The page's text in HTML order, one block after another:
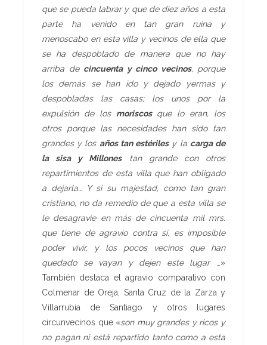
que se pueda labrar y que de diez años a esta
parte ha venido en tan gran ruina y
menoscabo en esta villa y vecinos de ella que
se ha despoblado de manera que no hay
arriba de cincuenta y cinco vecinos, porque
los demás se han ido y dejado yermas y
despobladas las casas; los unos por la
expulsión de los moriscosque lo eran, los
otros porque las necesidades han sido tan
grandes y los años tan estérilesy la carga de
la sisa y Millonestan grande con otros
repartimientos de esta villa que han obligado
a dejarla… Y si su majestad, como tan gran
cristiano, no da remedio de que a esta villa se
le desagravie en más de cincuenta mil mrs.
que tiene de agravio contra sí, es imposible
poder vivir, y los pocos vecinos que han
quedado se vayan y dejen este lugar…»
También destaca el agravio comparativo con
Colmenar de Oreja, Santa Cruz de la Zarza y
Villarrubia de Santiago y otros lugares
circunvecinos que «son muy grandes y ricos y
no pagan ni está repartido tanto como a esta